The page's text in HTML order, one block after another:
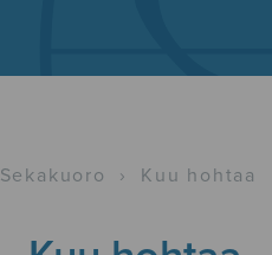
Sekakuoro › Kuu hohtaa